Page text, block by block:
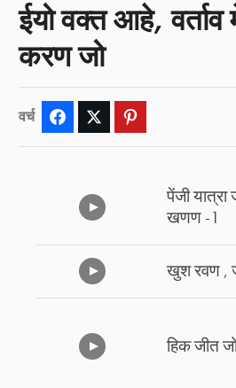
ईयो वक्त आहे, वर्ताव
करण जो
वर्च Facebook Twitter
पेंजी यात्रा
खणण -1
खुश रवण ,
हिक जीत